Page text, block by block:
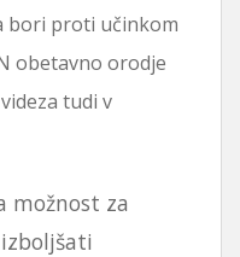
bori proti učinkom
obetavno orodje
tudi v
možnost za